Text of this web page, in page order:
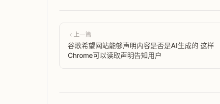
上一篇
谷歌希望网站能够声明内容是否是AI生成的 这样
Chrome可以读取声明告知用户